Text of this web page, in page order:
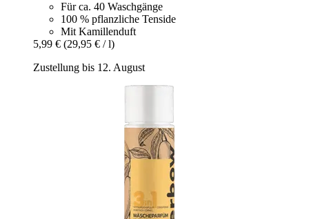
Für ca. 40 Waschgänge
100 % pflanzliche Tenside
Mit Kamillenduft
5,99 € (29,95 € / l)
Zustellung bis 12. August